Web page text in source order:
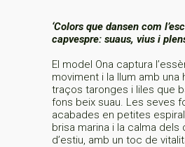
‘Colors que dansen com
capvespre: suaus, vius i
El model Ona captura
moviment i la llum amb una
traços taronges i liles que
fons beix suau. Les seves
acabades en petites
brisa marina i la calma dels
d’estiu, amb un toc de